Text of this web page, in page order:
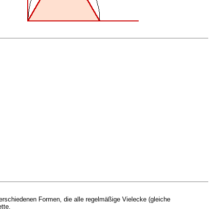
Formen, die alle regelmäßige Vielecke (gleiche